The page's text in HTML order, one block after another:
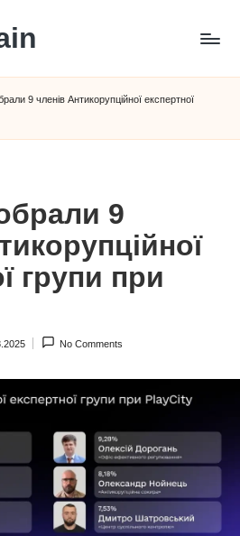
9 членів Антикорупційної експертної
9
групи при
No Comments